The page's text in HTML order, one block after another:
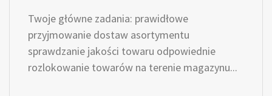
Twoje główne zadania: prawidłowe
przyjmowanie dostaw asortymentu
sprawdzanie jakości towaru odpowiednie
rozlokowanie towarów na terenie magazynu...